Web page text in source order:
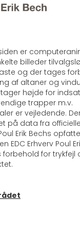
er
billeder
og der tages
af altaner og
højde for
trapper m.v.
er vejledende.
på data fra
Erik Bechs
Erhverv Poul
forbehold for